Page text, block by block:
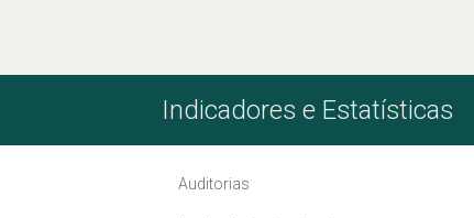
Indicadores e Estatísticas
Auditorias